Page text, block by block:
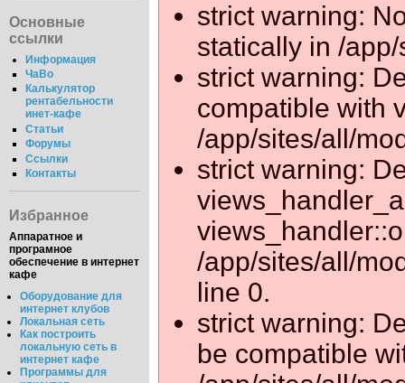
Основные
ссылки
Информация
ЧаВо
Калькулятор
рентабельности
инет-кафе
Статьи
Форумы
Ссылки
Контакты
Избранное
Аппаратное и
програмное
обеспечение в интернет
кафе
Оборудование для
интернет клубов
Локальная сеть
Как построить
локальную сеть в
интернет кафе
Программы для
strict warning:
statically in /
strict warning:
compatible with
/app/sites/all/
strict warning:
/app/sites/all/
line 0.
strict warning:
be compatible